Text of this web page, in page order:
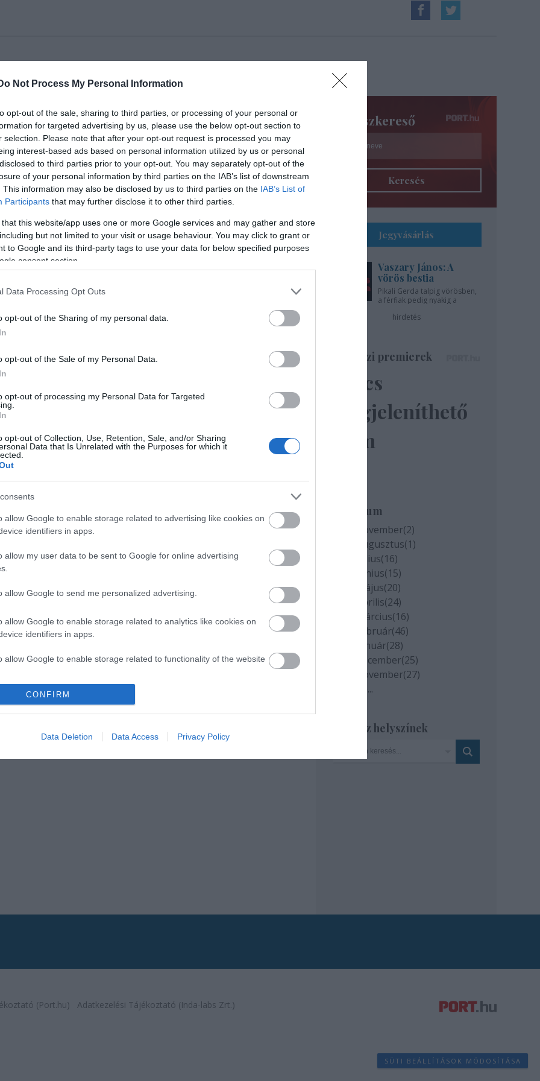
Not Process My Personal Information
opt-out of the sale, sharing to third parties, or processing of your personal or
for targeted advertising by us, please use the below opt-out section to
selection. Please note that after your opt-out request is processed you may
interest-based ads based on personal information utilized by us or personal
to third parties prior to your opt-out. You may separately opt-out of the
of your personal information by third parties on the IAB’s list of downstream
This information may also be disclosed by us to third parties on the IAB’s List of
Participants that may further disclose it to other third parties.
that this website/app uses one or more Google services and may gather and store
but not limited to your visit or usage behaviour. You may click to grant or
to Google and its third-party tags to use your data for below specified purposes
consent section.
Data Processing Opt Outs
opt-out of the Sharing of my personal data.
opt-out of the Sale of my Personal Data.
opt-out of processing my Personal Data for Targeted
opt-out of Collection, Use, Retention, Sale, and/or Sharing
Data that Is Unrelated with the Purposes for which it
allow Google to enable storage related to advertising like cookies on
identifiers in apps.
allow my user data to be sent to Google for online advertising
allow Google to send me personalized advertising.
allow Google to enable storage related to analytics like cookies on
identifiers in apps.
allow Google to enable storage related to functionality of the website
allow Google to enable storage related to personalization.
functionality and fraud prevention, and other user protection.
CONFIRM
Data Deletion Data Access Privacy Policy
október 7-én betegség miatt elmarad az
és közönségszervezésén október 30-ig
és
Karinthy koponyája körül
a blog szerkesztőjéhez. Részletek a
Színészkereső
Keresés
Jegyvásárlás
Vaszary János: A
vörös bestia
Pikali Gerda talpig vörösben,
a férfiak pedig nyakig a
hirdetés
Színházi premierek
Nincs
megjeleníthető
elem
Archívum
2020 november(2)
2020 augusztus(1)
2020 július(16)
2020 június(15)
2020 május(20)
2020 április(24)
2020 március(16)
2020 február(46)
2020 január(28)
2019 december(25)
2019 november(27)
...
Szinház helyszínek
(Port.hu) Adatkezelési Tájékoztató (Inda-labs Zrt.)
SÜTI BEÁLLÍTÁSOK MÓDOSÍTÁSA